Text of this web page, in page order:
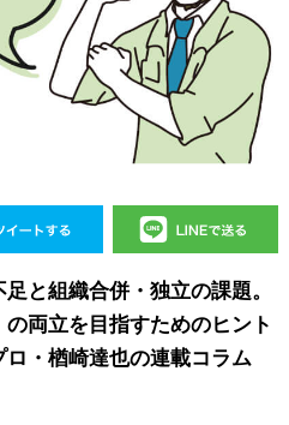
と組織合併・独立の課題。
両立を目指すためのヒント
・楢崎達也の連載コラム